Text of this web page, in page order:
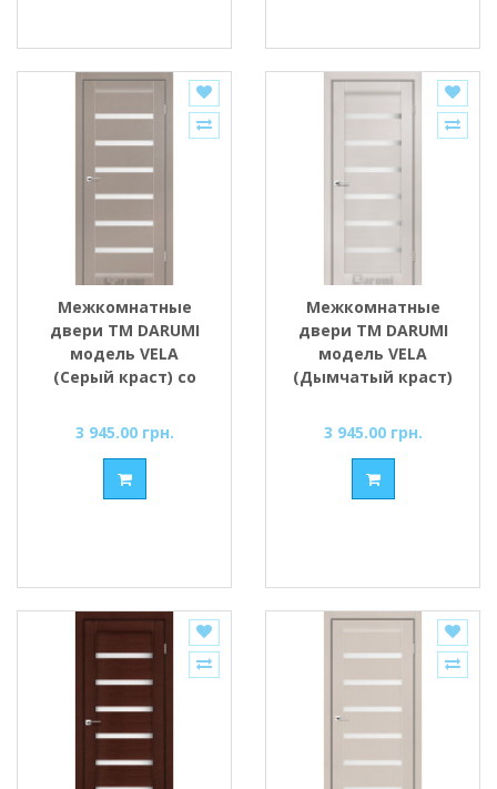
Межкомнатные
двери ТМ DARUMI
модель VELA
(Серый краст) со
3 945.00 грн.
Межкомнатные
двери ТМ DARUMI
модель VELA
(Дымчатый краст)
3 945.00 грн.